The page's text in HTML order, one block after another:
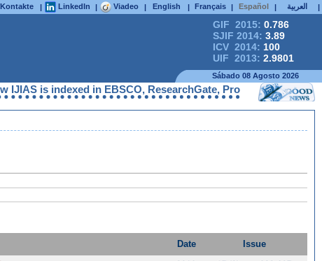
| LinkedIn | Viadeo | English | Français | Español | العربية |
GIF 2015: 0.786
SJIF 2014: 3.89
ICV 2014: 100
UIF 2013: 2.9801
Sábado 08 Agosto 2026
IJIAS is indexed in EBSCO, ResearchGate, ProQuest,
Date Issue